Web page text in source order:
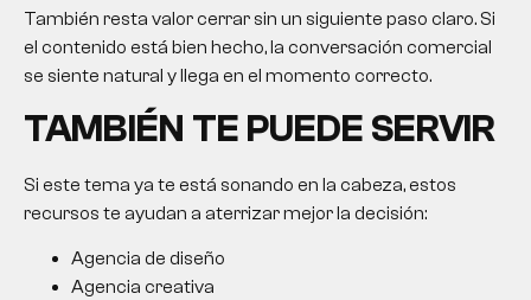
También resta valor cerrar sin un siguiente paso claro. Si
el contenido está bien hecho, la conversación comercial
se siente natural y llega en el momento correcto.
TAMBIÉN TE PUEDE SERVIR
Si este tema ya te está sonando en la cabeza, estos
recursos te ayudan a aterrizar mejor la decisión:
Agencia de diseño
Agencia creativa